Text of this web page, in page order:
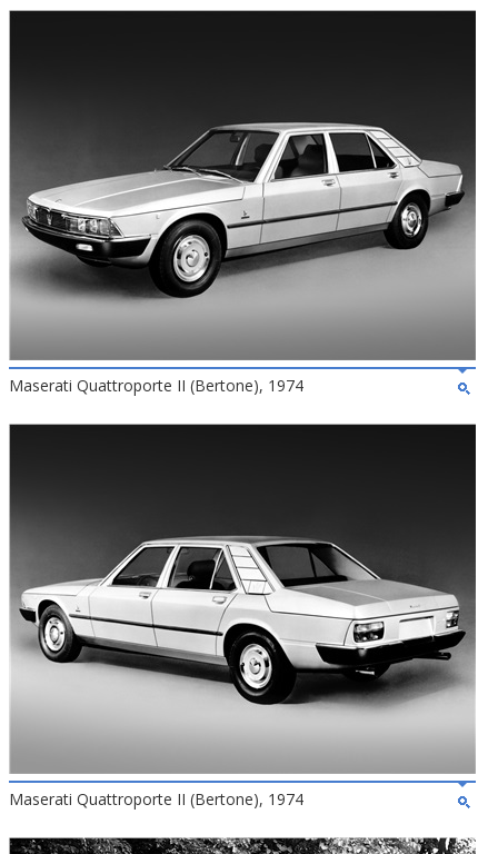
Maserati Quattroporte II (Bertone), 1974
Maserati Quattroporte II (Bertone), 1974